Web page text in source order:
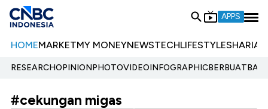
APPS
HOMEMARKETMY MONEYNEWSTECHLIFESTYLESHARIA
RESEARCHOPINIONPHOTOVIDEOINFOGRAPHIC
#cekungan migas